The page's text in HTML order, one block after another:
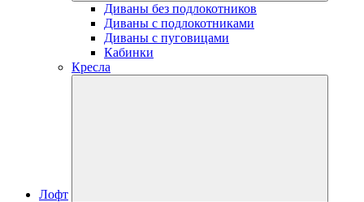
Диваны без подлокотников
Диваны с подлокотниками
Диваны с пуговицами
Кабинки
Кресла
Лофт